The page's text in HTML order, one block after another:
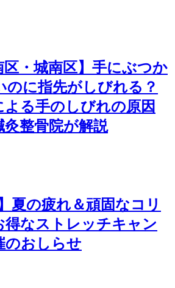
区・城南区】手にぶつか
のに指先がしびれる？
よる手のしびれの原因
灸整骨院が解説
夏の疲れ＆頑固なコリ
得なストレッチキャン
のおしらせ